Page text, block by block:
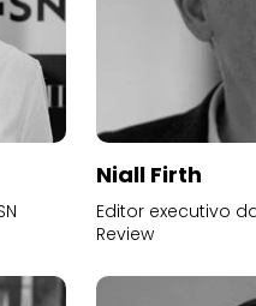
Niall Firth
Editor executivo
Review